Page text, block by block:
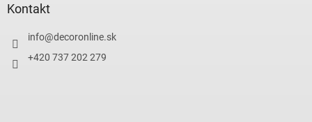
Kontakt
info@decoronline.sk
+420 737 202 279